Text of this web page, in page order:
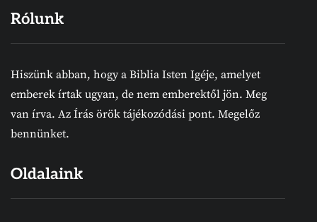
Rólunk
Hiszünk abban, hogy a Biblia Isten Igéje, amelyet
emberek írtak ugyan, de nem emberektől jön. Meg
van írva. Az Írás örök tájékozódási pont. Megelőz
bennünket.
Oldalaink